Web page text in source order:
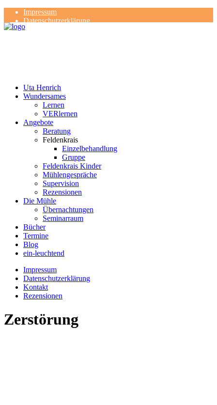
Impressum
Datenschutzerklärung
Kontakt
Uta Henrich
Wundersames
Lernen
VERlernen
Angebote
Beratung
Feldenkrais
Einzelbehandlung
Gruppe
Feldenkrais Kinder
Mühlengespräche
Supervision
Rezensionen
Die Mühle
Übernachtungen
Seminarraum
Bücher
Termine
Blog
ein-leuchtend
Impressum
Datenschutzerklärung
Kontakt
Rezensionen
Zerstörung